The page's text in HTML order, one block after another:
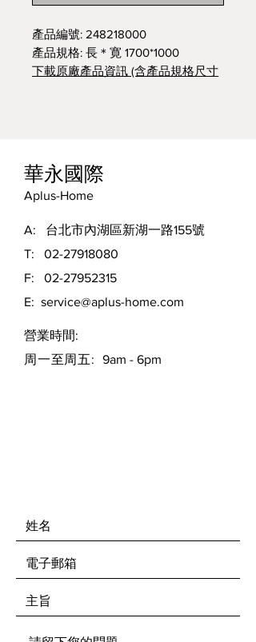
產品編號: 248218000
產品規格: 長＊寛 1700*1000
下載原廠產品資訊 (含產品規格尺寸
華永國際
Aplus-Home
A: 台北市內湖區新湖一路155號
T: 02-27918080
F: 02-27952315
E: service@aplus-home.com
​營業時間:
周一至周五:
9am - 6pm